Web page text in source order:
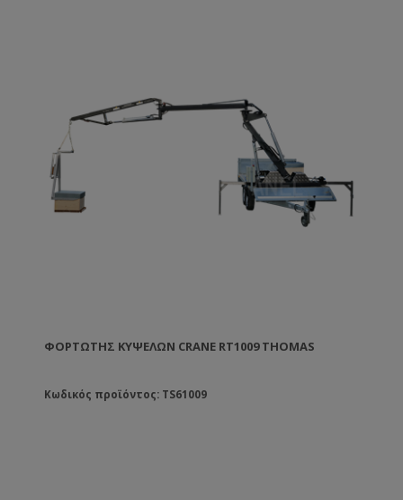
ΦΟΡΤΩΤΉΣ ΚΥΨΕΛΏΝ CRANE RT1009 THOMAS
Κωδικός προϊόντος: TS61009